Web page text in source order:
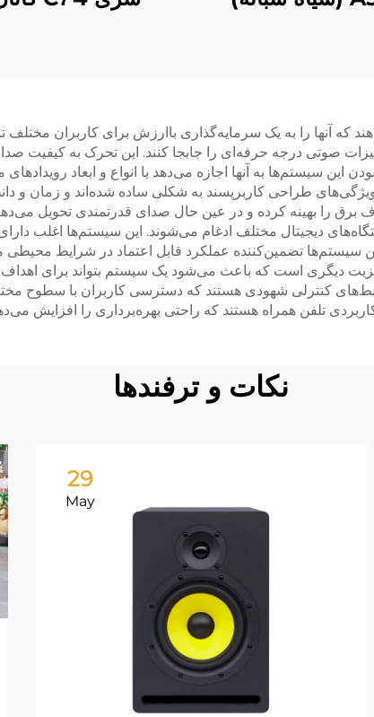
آنها را به یک سرمایه‌گذاری باارزش برای کاربران مختلف
صوتی درجه حرفه‌ای را جابجا کنند. این تحرک به کیفیت
سیستم‌ها به آنها اجازه می‌دهد با انواع و ابعاد
طراحی کاربرپسند به شکلی ساده شده‌اند و زمان و
را بهینه کرده و در عین حال صدای قدرتمندی تحویل
دیجیتال مختلف ادغام می‌شوند. این سیستم‌ها اغلب
سیستم‌ها تضمین‌کننده عملکرد قابل اعتماد در شرایط
دیگری است که باعث می‌شود یک سیستم بتواند برای اهداف
کنترلی شهودی هستند که دسترسی کاربران با سطوح
تلفن همراه هستند که راحتی بهره‌برداری را افزایش
نکات و ترفندها
29
May